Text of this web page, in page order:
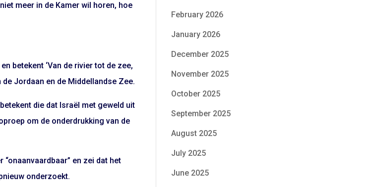
meer in de Kamer wil horen, hoe
betekent ‘Van de rivier tot de zee,
Jordaan en de Middellandse Zee.
die dat Israël met geweld uit
om de onderdrukking van de
en zei dat het
onderzoekt.
February 2026
January 2026
December 2025
November 2025
October 2025
September 2025
August 2025
July 2025
June 2025